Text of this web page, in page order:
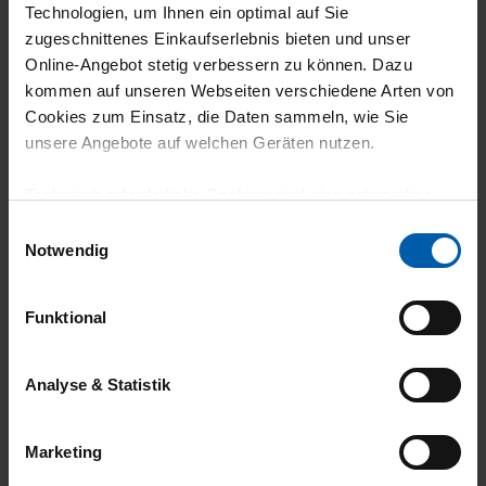
Technologien, um Ihnen ein optimal auf Sie
zugeschnittenes Einkaufserlebnis bieten und unser
Online-Angebot stetig verbessern zu können. Dazu
kommen auf unseren Webseiten verschiedene Arten von
Cookies zum Einsatz, die Daten sammeln, wie Sie
unsere Angebote auf welchen Geräten nutzen.
grundlegende Funktionen wie etwa zur Auswahl und
gewährleisten.
Für die Darstellung personalisierter Angebote, Anzeigen
und Inhalte aufgrund Ihres Nutzerverhaltens und Ihres
Zwecke zur Analyse und Optimierung unserer
Notwendig
Funktional
Analyse & Statistik
Marketing
climate-neutral
shipping
Family business
14 day return policy
100% Made in